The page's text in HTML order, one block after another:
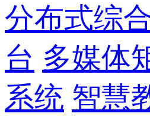
分布式综
台 多媒体
系统 智慧